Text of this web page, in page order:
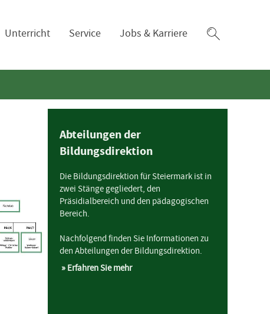
Unterricht Service Jobs & Karriere
Abteilungen der
Bildungsdirektion
Die Bildungsdirektion für Steiermark ist in
zwei Stänge gegliedert, den
Präsidialbereich und den pädagogischen
Bereich.
Nachfolgend finden Sie Informationen zu
den Abteilungen der Bildungsdirektion.
Erfahren Sie mehr